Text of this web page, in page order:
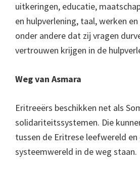
uitkeringen, educatie,
en hulpverlening, taal, werken
onder andere dat zij vragen
vertrouwen krijgen in de
Weg van Asmara
Eritreeërs beschikken net als
solidariteitssystemen. Die
tussen de Eritrese leefwereld
systeemwereld in de weg staan.